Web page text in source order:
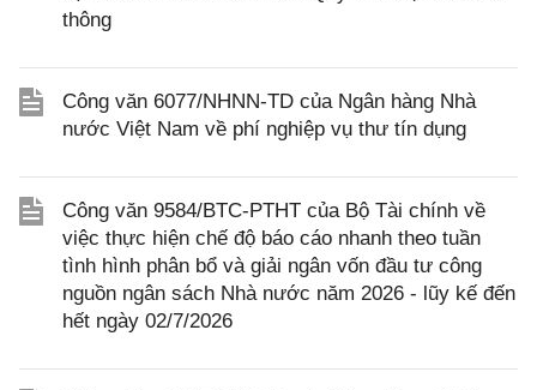
thông
Công văn 6077/NHNN-TD của Ngân hàng Nhà
nước Việt Nam về phí nghiệp vụ thư tín dụng
Công văn 9584/BTC-PTHT của Bộ Tài chính về
việc thực hiện chế độ báo cáo nhanh theo tuần
tình hình phân bổ và giải ngân vốn đầu tư công
nguồn ngân sách Nhà nước năm 2026 - lũy kế đến
hết ngày 02/7/2026